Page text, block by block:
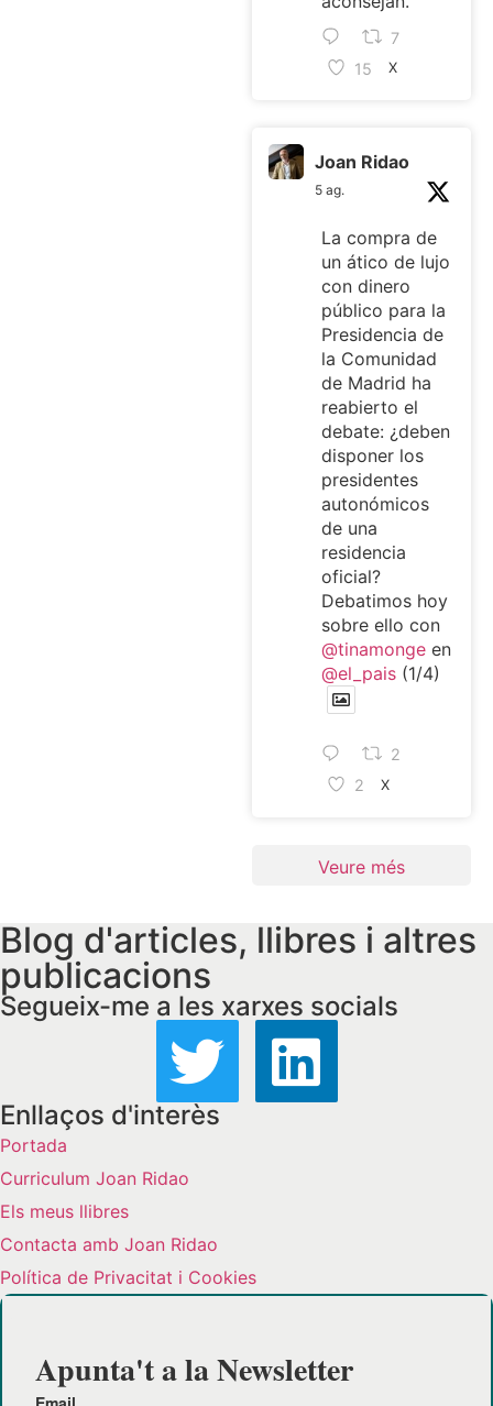
7
15
X
Joan Ridao
5 ag.
La compra de
un ático de lujo
con dinero
público para la
Presidencia de
la Comunidad
de Madrid ha
reabierto el
debate: ¿deben
disponer los
presidentes
autonómicos
de una
residencia
oficial?
Debatimos hoy
sobre ello con
@tinamongeen
@el_pais(1/4)
2
2
X
Veure més
Blog d'articles, llibres i altres
publicacions
Segueix-me a les xarxes socials
Enllaços d'interès
Portada
Curriculum Joan Ridao
Els meus llibres
Contacta amb Joan Ridao
Política de Privacitat i Cookies